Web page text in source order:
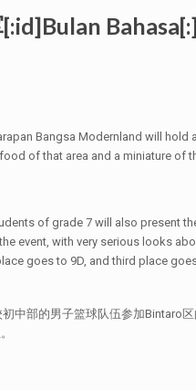
Bangsa Modernland will
of that area and a miniature of
of grade 7 will also present
event, with very serious looks
goes to 9D, and third place
中部的男子篮球队伍参加Bintaro